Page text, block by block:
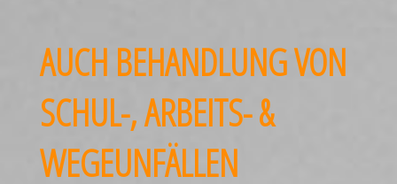
AUCH BEHANDLUNG VON
SCHUL-, ARBEITS- &
WEGEUNFÄLLEN